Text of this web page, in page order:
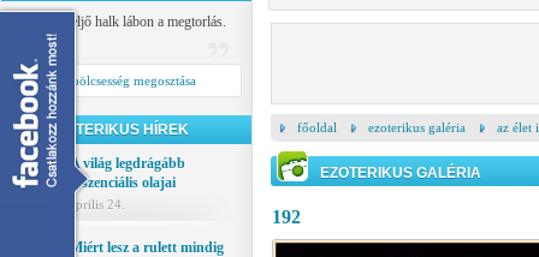
Késve, de eljő halk lábon a megtorlás.
Tibullus
Napi bölcsesség megosztása
EZOTERIKUS HÍREK
A világ legdrágább
esszenciális olajai
április 24.
Miért lesz a rulett mindig
főoldal ezoterikus galéria az élet
EZOTERIKUS GALÉRIA
192